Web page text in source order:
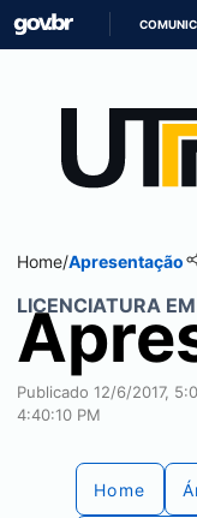
Home/Apresentação
LICENCIATURA
Publicado 12/6/2017,
4:40:10 PM
Home